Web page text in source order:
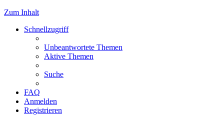
Zum Inhalt
Schnellzugriff
Unbeantwortete Themen
Aktive Themen
Suche
FAQ
Anmelden
Registrieren